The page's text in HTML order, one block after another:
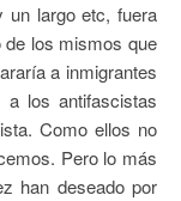
un largo etc, fuera
de los mismos que
a inmigrantes
los antifascistas
Como ellos no
Pero lo más
han deseado por